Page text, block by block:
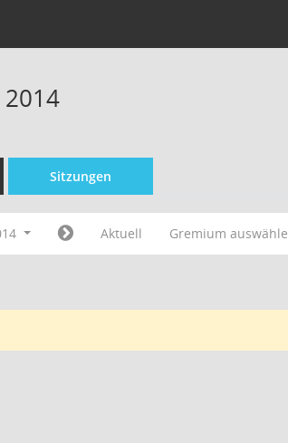
Sitzungen
Aktuell Gremium